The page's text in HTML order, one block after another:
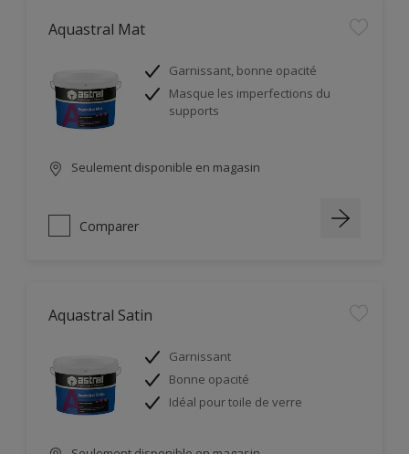
Aquastral Mat
Garnissant, bonne opacité
Masque les imperfections du
supports
Seulement disponible en magasin
Comparer
Aquastral Satin
Garnissant
Bonne opacité
Idéal pour toile de verre